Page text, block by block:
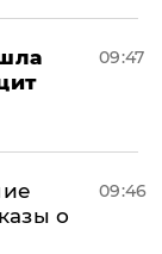
09:47
о
09:46